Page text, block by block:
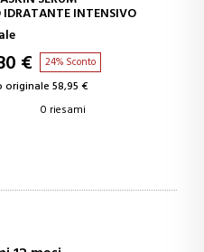
IDRATANTE INTENSIVO
€ 24% Sconto
originale 58,95 €
0 riesami